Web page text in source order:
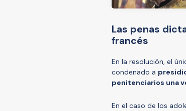
Las penas
francés
En la resolución, el
condenado a
penitenciarios una
En el caso de los